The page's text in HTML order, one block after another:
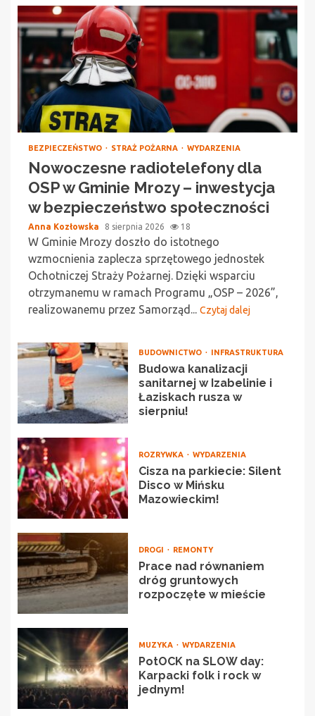
BEZPIECZEŃSTWO STRAŻ POŻARNA WYDARZENIA
Nowoczesne radiotelefony dla
OSP w Gminie Mrozy – inwestycja
w bezpieczeństwo społeczności
Anna Kozłowska 8 sierpnia 2026 18
W Gminie Mrozy doszło do istotnego
wzmocnienia zaplecza sprzętowego jednostek
Ochotniczej Straży Pożarnej. Dzięki wsparciu
otrzymanemu w ramach Programu „OSP – 2026”,
realizowanemu przez Samorząd... Czytaj dalej
BUDOWNICTWO INFRASTRUKTURA
Budowa kanalizacji
sanitarnej w Izabelinie i
Łaziskach rusza w
sierpniu!
ROZRYWKA WYDARZENIA
Cisza na parkiecie: Silent
Disco w Mińsku
Mazowieckim!
DROGI REMONTY
Prace nad równaniem
dróg gruntowych
rozpoczęte w mieście
MUZYKA WYDARZENIA
PotOCK na SLOW day:
Karpacki folk i rock w
jednym!